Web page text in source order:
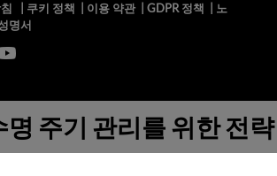
쿠키 정책 이용 약관| GDPR 정책
노
명서
주기 관리를 위한 전략